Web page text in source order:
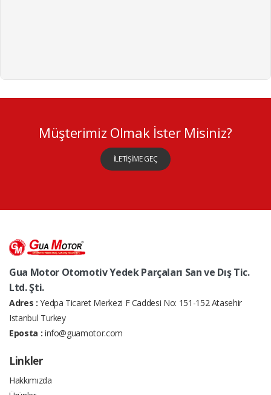
Müşterimiz Olmak İster Misiniz?
İLETİŞİME GEÇ
Gua Motor Otomotiv Yedek Parçaları San ve Dış Tic.
Ltd. Şti.
Adres : Yedpa Ticaret Merkezi F Caddesi No: 151-152 Atasehir
Istanbul Turkey
Eposta : info@guamotor.com
Linkler
Hakkımızda